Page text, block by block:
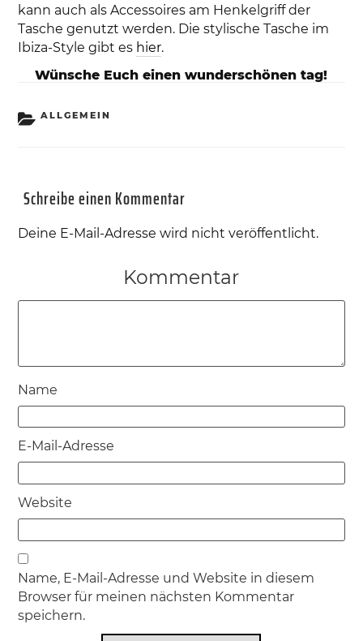
kann auch als Accessoires am Henkelgriff der
Tasche genutzt werden. Die stylische Tasche im
Ibiza-Style gibt es hier.
Wünsche Euch einen wunderschönen tag!
KATEGORIEN
ALLGEMEIN
Schreibe einen Kommentar
Deine E-Mail-Adresse wird nicht veröffentlicht.
Kommentar
Name
E-Mail-Adresse
Website
Name, E-Mail-Adresse und Website in diesem
Browser für meinen nächsten Kommentar
speichern.